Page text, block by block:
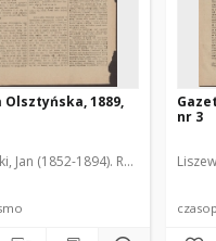
Olsztyńska, 1889,
Jan (1852-1894). Red.
nr 3